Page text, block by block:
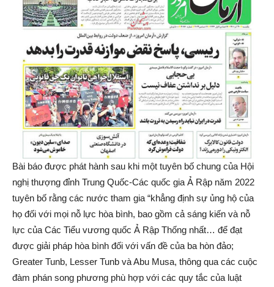
Bài báo được phát hành sau khi một tuyên bố chung của Hội
nghị thượng đỉnh Trung Quốc-Các quốc gia Ả Rập năm 2022
tuyên bố rằng các nước tham gia “khẳng định sự ủng hộ của
họ đối với mọi nỗ lực hòa bình, bao gồm cả sáng kiến ​​và nỗ
lực của Các Tiểu vương quốc Ả Rập Thống nhất… để đạt
được giải pháp hòa bình đối với vấn đề của ba hòn đảo;
Greater Tunb, Lesser Tunb và Abu Musa, thông qua các cuộc
đàm phán song phương phù hợp với các quy tắc của luật